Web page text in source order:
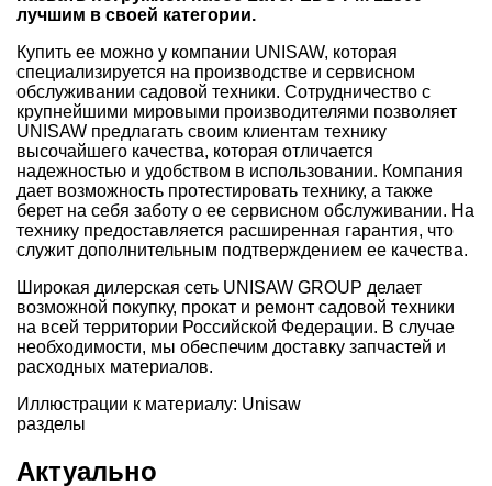
лучшим в своей категории.
Купить ее можно у компании UNISAW, которая
специализируется на производстве и сервисном
обслуживании садовой техники. Сотрудничество с
крупнейшими мировыми производителями позволяет
UNISAW предлагать своим клиентам технику
высочайшего качества, которая отличается
надежностью и удобством в использовании. Компания
дает возможность протестировать технику, а также
берет на себя заботу о ее сервисном обслуживании. На
технику предоставляется расширенная гарантия, что
служит дополнительным подтверждением ее качества.
Широкая дилерская сеть UNISAW GROUP делает
возможной покупку, прокат и ремонт садовой техники
на всей территории Российской Федерации. В случае
необходимости, мы обеспечим доставку запчастей и
расходных материалов.
Иллюстрации к материалу: Unisaw
разделы
Актуально